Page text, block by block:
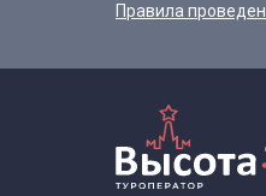
Правила